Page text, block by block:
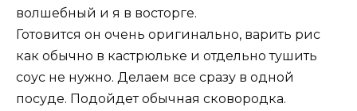
волшебный и я в восторге.
Готовится он очень оригинально, варить рис
как обычно в кастрюльке и отдельно тушить
соус не нужно. Делаем все сразу в одной
посуде. Подойдет обычная сковородка.